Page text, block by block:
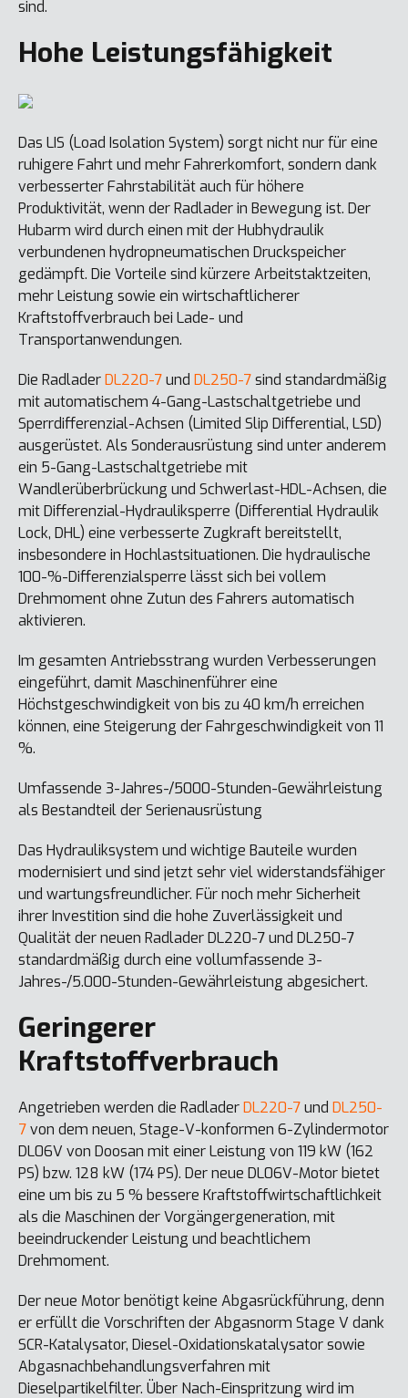
sind.
Hohe Leistungsfähigkeit
Das LIS (Load Isolation System) sorgt nicht nur für eine
ruhigere Fahrt und mehr Fahrerkomfort, sondern dank
verbesserter Fahrstabilität auch für höhere
Produktivität, wenn der Radlader in Bewegung ist. Der
Hubarm wird durch einen mit der Hubhydraulik
verbundenen hydropneumatischen Druckspeicher
gedämpft. Die Vorteile sind kürzere Arbeitstaktzeiten,
mehr Leistung sowie ein wirtschaftlicherer
Kraftstoffverbrauch bei Lade- und
Transportanwendungen.
Die RadladerDL220-7und DL250-7sind standardmäßig
mit automatischem 4-Gang-Lastschaltgetriebe und
Sperrdifferenzial-Achsen (Limited Slip Differential, LSD)
ausgerüstet. Als Sonderausrüstung sind unter anderem
ein 5-Gang-Lastschaltgetriebe mit
Wandlerüberbrückung und Schwerlast-HDL-Achsen, die
mit Differenzial-Hydrauliksperre (Differential Hydraulik
Lock, DHL) eine verbesserte Zugkraft bereitstellt,
insbesondere in Hochlastsituationen. Die hydraulische
100-%-Differenzialsperre lässt sich bei vollem
Drehmoment ohne Zutun des Fahrers automatisch
aktivieren.
Im gesamten Antriebsstrang wurden Verbesserungen
eingeführt, damit Maschinenführer eine
Höchstgeschwindigkeit von bis zu 40 km/h erreichen
können, eine Steigerung der Fahrgeschwindigkeit von 11
%.
Umfassende 3-Jahres-/5000-Stunden-Gewährleistung
als Bestandteil der Serienausrüstung
Das Hydrauliksystem und wichtige Bauteile wurden
modernisiert und sind jetzt sehr viel widerstandsfähiger
und wartungsfreundlicher. Für noch mehr Sicherheit
ihrer Investition sind die hohe Zuverlässigkeit und
Qualität der neuen Radlader DL220-7 und DL250-7
standardmäßig durch eine vollumfassende 3-
Jahres-/5.000-Stunden-Gewährleistung abgesichert.
Geringerer
Kraftstoffverbrauch
Angetrieben werden die RadladerDL220-7und DL250-
7von dem neuen, Stage-V-konformen 6-Zylindermotor
DL06V von Doosan mit einer Leistung von 119 kW (162
PS) bzw. 128 kW (174 PS). Der neue DL06V-Motor bietet
eine um bis zu 5 % bessere Kraftstoffwirtschaftlichkeit
als die Maschinen der Vorgängergeneration, mit
beeindruckender Leistung und beachtlichem
Drehmoment.
Der neue Motor benötigt keine Abgasrückführung, denn
er erfüllt die Vorschriften der Abgasnorm Stage V dank
SCR-Katalysator, Diesel-Oxidationskatalysator sowie
Abgasnachbehandlungsverfahren mit
Dieselpartikelfilter. Über Nach-Einspritzung wird im